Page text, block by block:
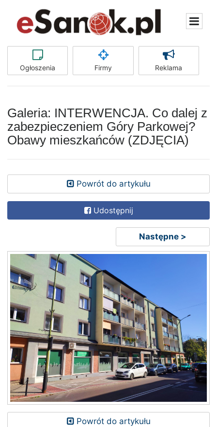
Ogłoszenia Firmy Reklama
Galeria: INTERWENCJA. Co dalej z
zabezpieczeniem Góry Parkowej?
Obawy mieszkańców (ZDJĘCIA)
Powrót do artykułu
Udostępnij
Następne >
Powrót do artykułu